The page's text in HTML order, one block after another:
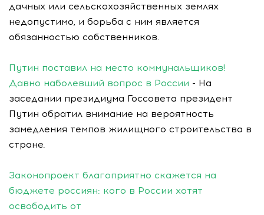
дачных или сельскохозяйственных землях
недопустимо, и борьба с ним является
обязанностью собственников.
Путин поставил на место коммунальщиков!
Давно наболевший вопрос в России - На
заседании президиума Госсовета президент
Путин обратил внимание на вероятность
замедления темпов жилищного строительства в
стране.
Законопроект благоприятно скажется на
бюджете россиян: кого в России хотят
освободить от